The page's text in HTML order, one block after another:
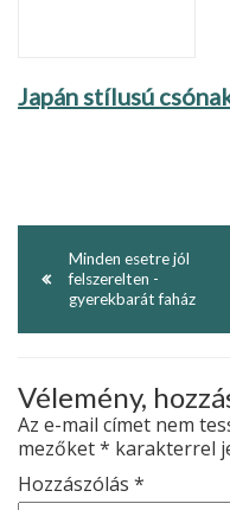
Japán stílusú
Minden esetre jól
felszerelten -
gyerekbarát faház
Vélemény,
Az e-mail címet nem
mezőket* karakterrel
Hozzászólás *